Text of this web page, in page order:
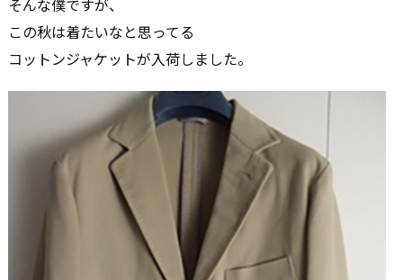
そんな僕ですが、
この秋は着たいなと思ってる
コットンジャケットが入荷しました。